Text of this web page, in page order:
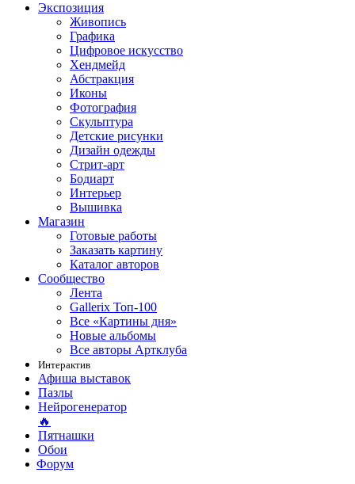
Экспозиция
Живопись
Графика
Цифровое искусство
Хендмейд
Абстракция
Иконы
Фотография
Скульптура
Детские рисунки
Дизайн одежды
Стрит-арт
Бодиарт
Интерьер
Вышивка
Магазин
Готовые работы
Заказать картину
Каталог авторов
Сообщество
Лента
Gallerix Топ-100
Все «Картины дня»
Новые альбомы
Все авторы Артклуба
Интерактив
Афиша выставок
Пазлы
Нейрогенератор
🔥
Пятнашки
Обои
Форум